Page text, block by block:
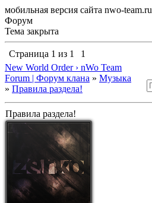
мобильная версия сайта nwo-team.ru
Форум
Тема закрыта
Страница 1 из 1
1
New World Order › nWo Team
Forum | Форум клана » Музыка
» Правила раздела!
Правила раздела!